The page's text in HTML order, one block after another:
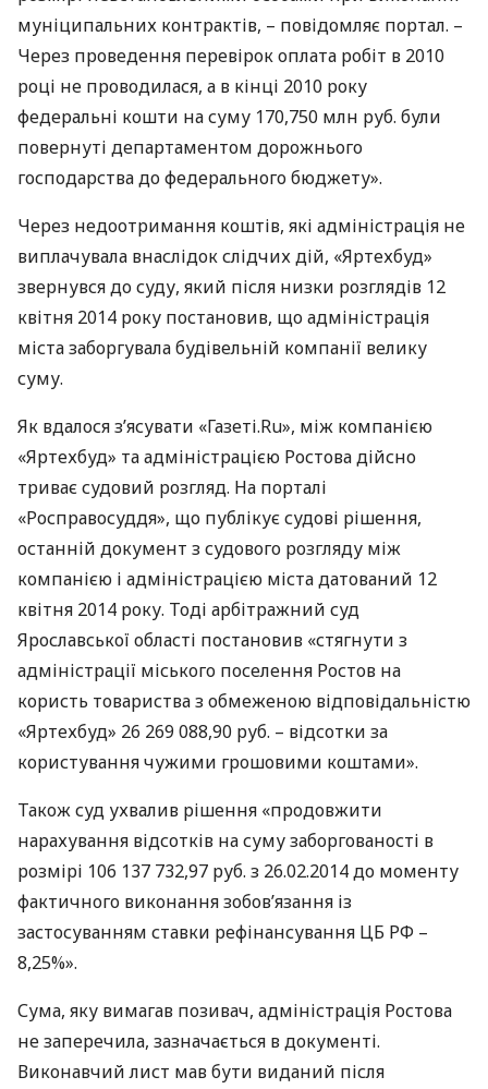
муніципальних контрактів, – повідомляє портал. –
Через проведення перевірок оплата робіт в 2010
році не проводилася, а в кінці 2010 року
федеральні кошти на суму 170,750 млн руб. були
повернуті департаментом дорожнього
господарства до федерального бюджету».
Через недоотримання коштів, які адміністрація не
виплачувала внаслідок слідчих дій, «Яртехбуд»
звернувся до суду, який після низки розглядів 12
квітня 2014 року постановив, що адміністрація
міста заборгувала будівельній компанії велику
суму.
Як вдалося з’ясувати «Газеті.Ru», між компанією
«Яртехбуд» та адміністрацією Ростова дійсно
триває судовий розгляд. На порталі
«Росправосуддя», що публікує судові рішення,
останній документ з судового розгляду між
компанією і адміністрацією міста датований 12
квітня 2014 року. Тоді арбітражний суд
Ярославської області постановив «стягнути з
адміністрації міського поселення Ростов на
користь товариства з обмеженою відповідальністю
«Яртехбуд» 26 269 088,90 руб. – відсотки за
користування чужими грошовими коштами».
Також суд ухвалив рішення «продовжити
нарахування відсотків на суму заборгованості в
розмірі 106 137 732,97 руб. з 26.02.2014 до моменту
фактичного виконання зобов’язання із
застосуванням ставки рефінансування ЦБ РФ –
8,25%».
Сума, яку вимагав позивач, адміністрація Ростова
не заперечила, зазначається в документі.
Виконавчий лист мав бути виданий після